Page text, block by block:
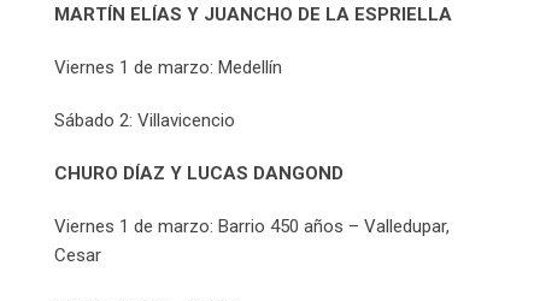
MARTÍN ELÍAS Y JUANCHO DE LA ESPRIELLA
Viernes 1 de marzo: Medellín
Sábado 2: Villavicencio
CHURO DÍAZ Y LUCAS DANGOND
Viernes 1 de marzo: Barrio 450 años – Valledupar,
Cesar